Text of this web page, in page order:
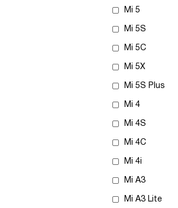
Mi 5
Mi 5S
Mi 5C
Mi 5X
Mi 5S Plus
Mi 4
Mi 4S
Mi 4C
Mi 4i
Mi A3
Mi A3 Lite